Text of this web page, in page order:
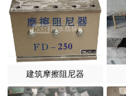
建筑摩擦阻尼器